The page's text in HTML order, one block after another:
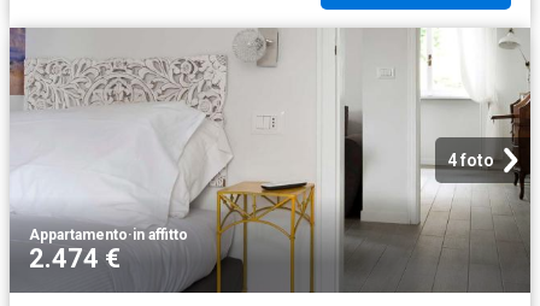
4 foto
Appartamento·in affitto
2.474 €